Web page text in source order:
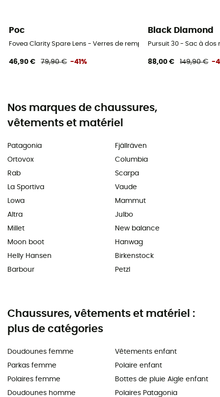
Poc
Fovea Clarity Spare Lens - Verres de remplacement
46,90 € 79,90 € -41%
Black Diamond
Pursuit 30 - Sac à
88,00 € 149,90 € -
Nos marques de chaussures,
vêtements et matériel
Patagonia
Ortovox
Rab
La Sportiva
Lowa
Altra
Millet
Moon boot
Helly Hansen
Barbour
Fjällräven
Columbia
Scarpa
Vaude
Mammut
Julbo
New balance
Hanwag
Birkenstock
Petzl
Chaussures, vêtements et matériel :
plus de catégories
Doudounes femme
Parkas femme
Polaires femme
Doudounes homme
Vêtements enfant
Polaire enfant
Bottes de pluie Aigle enfant
Polaires Patagonia